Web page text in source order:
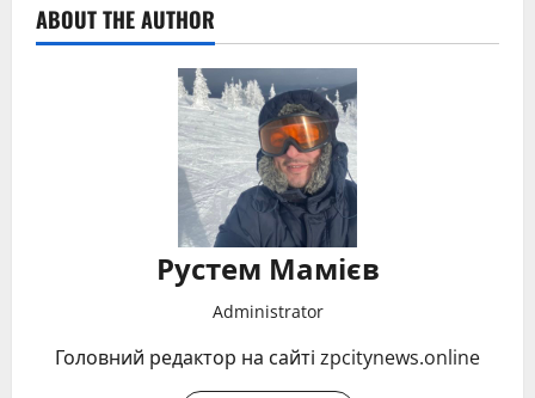
ABOUT THE AUTHOR
Рустем Мамієв
Administrator
Головний редактор на сайті zpcitynews.online